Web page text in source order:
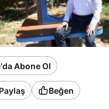
Abone Ol
Paylaş Beğen